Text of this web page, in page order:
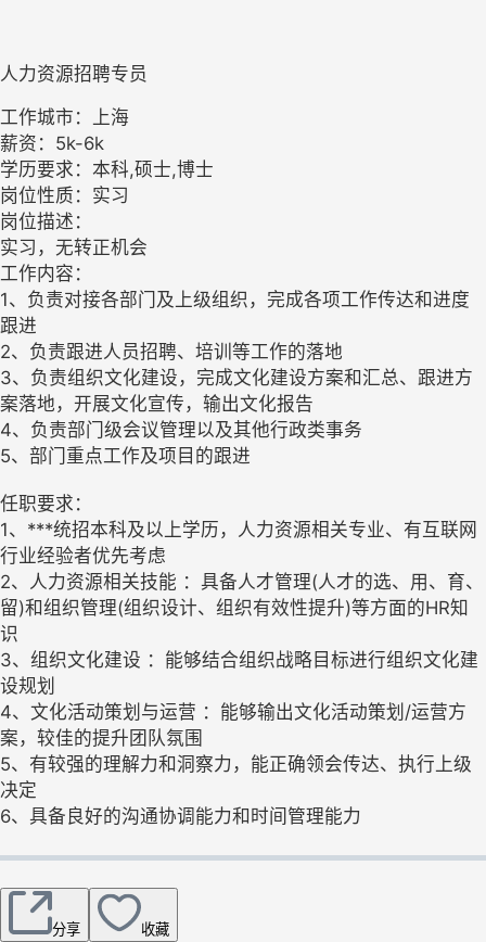
人力资源招聘专员
工作城市：上海
薪资：5k-6k
学历要求：本科,硕士,博士
岗位性质：实习
岗位描述：
实习，无转正机会
工作内容：
1、负责对接各部门及上级组织，完成各项工作传达和进度
跟进
2、负责跟进人员招聘、培训等工作的落地
3、负责组织文化建设，完成文化建设方案和汇总、跟进方
案落地，开展文化宣传，输出文化报告
4、负责部门级会议管理以及其他行政类事务
5、部门重点工作及项目的跟进
任职要求：
1、***统招本科及以上学历，人力资源相关专业、有互联网
行业经验者优先考虑
2、人力资源相关技能 ：具备人才管理(人才的选、用、育、
留)和组织管理(组织设计、组织有效性提升)等方面的HR知
识
3、组织文化建设 ：能够结合组织战略目标进行组织文化建
设规划
4、文化活动策划与运营 ：能够输出文化活动策划/运营方
案，较佳的提升团队氛围
5、有较强的理解力和洞察力，能正确领会传达、执行上级
决定
6、具备良好的沟通协调能力和时间管理能力
分享 收藏